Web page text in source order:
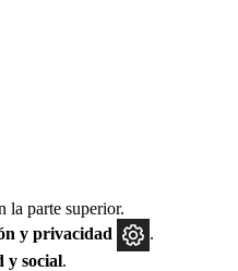
la parte superior.
y privacidad
y social.